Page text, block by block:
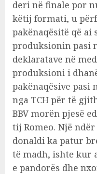
deri në finale por
këtij formati, u
pakënaqësitë që ai
produksionin pasi
deklaratave në
produksioni i
pakënaqësive pasi
nga TCH për të
BBV morën pjesë
tij Romeo. Një
donaldi ka patur
të madh, ishte kur
e pandorës dhe